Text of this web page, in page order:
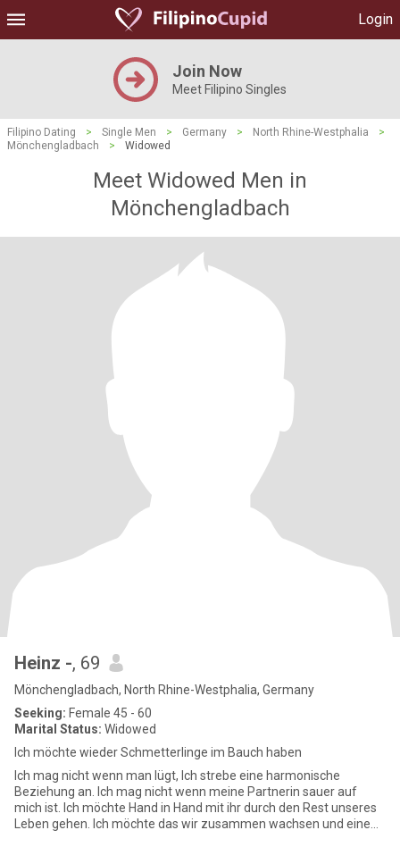
Login
Join Now
Meet Filipino Singles
Filipino Dating > Single Men > Germany > North Rhine-Westphalia
>
Mönchengladbach
> Widowed
Meet Widowed Men in
Mönchengladbach
Heinz -, 69
Mönchengladbach, North Rhine-Westphalia, Germany
Seeking: Female 45 - 60
Marital Status: Widowed
Ich möchte wieder Schmetterlinge im Bauch haben
Ich mag nicht wenn man lügt, Ich strebe eine harmonische
Beziehung an. Ich mag nicht wenn meine Partnerin sauer auf
mich ist. Ich möchte Hand in Hand mit ihr durch den Rest unseres
Leben gehen. Ich möchte das wir zusammen wachsen und eine